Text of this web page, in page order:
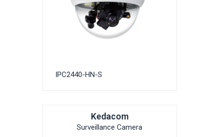
IPC2440-HN-S
Kedacom
Surveillance Camera